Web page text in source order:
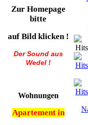
Zur Homepage
bitte
auf Bild klicken !
Der Sound aus
Wedel !
Wohnungen
Apartement in